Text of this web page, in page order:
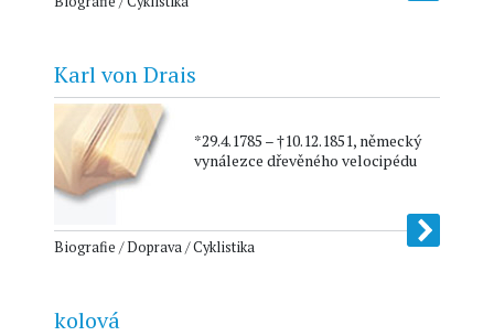
Karl von Drais
*29.4.1785 – †10.12.1851, německý
vynálezce dřevěného velocipédu
Biografie / Doprava / Cyklistika
kolová